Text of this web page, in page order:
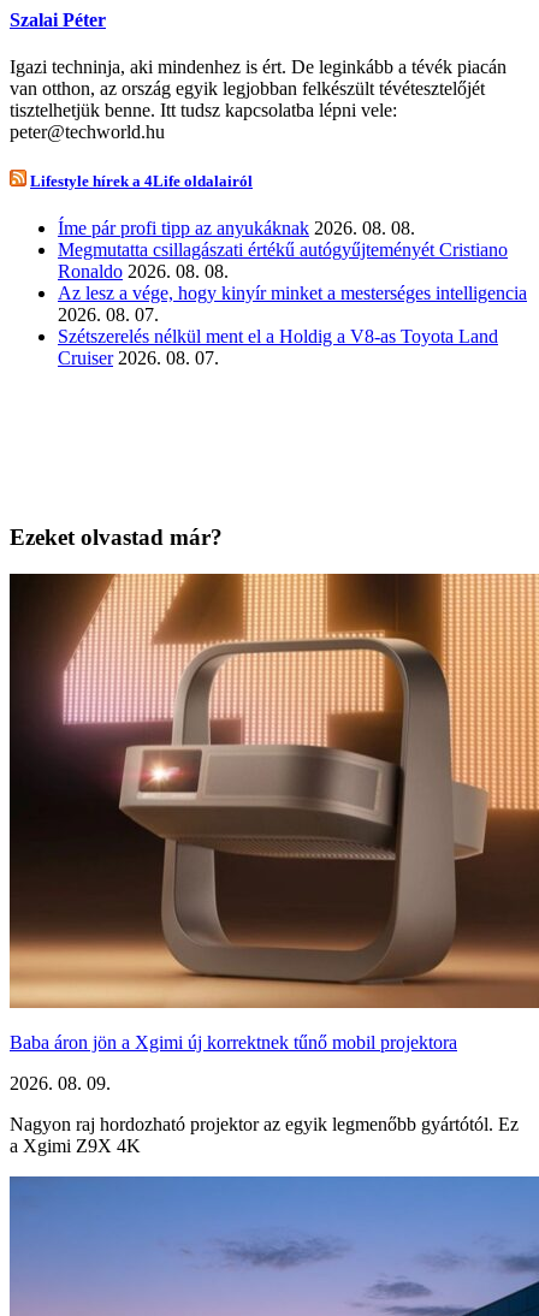
Szalai Péter
Igazi techninja, aki mindenhez is ért. De leginkább a tévék piacán
van otthon, az ország egyik legjobban felkészült tévétesztelőjét
tisztelhetjük benne. Itt tudsz kapcsolatba lépni vele:
peter@techworld.hu
Lifestyle hírek a 4Life oldalairól
Íme pár profi tipp az anyukáknak 2026. 08. 08.
Megmutatta csillagászati értékű autógyűjteményét Cristiano
Ronaldo 2026. 08. 08.
Az lesz a vége, hogy kinyír minket a mesterséges intelligencia
2026. 08. 07.
Szétszerelés nélkül ment el a Holdig a V8-as Toyota Land
Cruiser 2026. 08. 07.
Ezeket olvastad már?
Baba áron jön a Xgimi új korrektnek tűnő mobil projektora
2026. 08. 09.
Nagyon raj hordozható projektor az egyik legmenőbb gyártótól. Ez
a Xgimi Z9X 4K